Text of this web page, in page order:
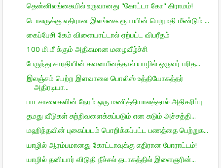
தென்னிலங்கையில் உருவானது "கோட்டா கோ" கிராமம்!
டொலருக்கு எதிரான இலங்கை ரூபாயின் பெறுமதி மீண்டும் ...
கைப்பேசி கேம் விளையாட்டால் ஏற்பட்ட விபரீதம்
100 மி.மீ க்கும் அதிகமான மழைவீழ்ச்சி
பேருந்து சாரதியின் கவனயீனத்தால் யாழில் ஒருவர் பரித...
இலஞ்சம் பெற்ற இளவாலை பொலிஸ் உத்தியோகத்தர்
அதிரடியா...
பாடசாலைகளின் நேரம் ஒரு மணித்தியாலத்தால் அதிகரிப்பு
தமது வீடுகள் சுற்றிவளைக்கப்படும் என கடும் அச்சத்தி...
மஹிந்தவின் புகைப்படம் பொறிக்கப்பட்ட பணத்தை பெற்றுக...
யாழில் ஆரம்பமானது கோட்டாவுக்கு எதிரான போராட்டம்!
யாழில் தனியார் விடுதி நீச்சல் தடாகத்தில் இளைஞரின்...